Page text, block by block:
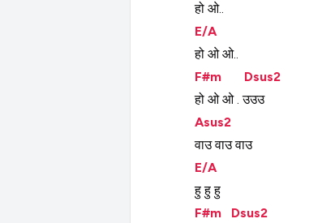
हो ओ..
E/A
हो ओ ओ..
F#m
Dsus2
हो ओ ओ . उउउ
Asus2
वाउ वाउ वाउ
E/A
हु हु हु
F#m
Dsus2